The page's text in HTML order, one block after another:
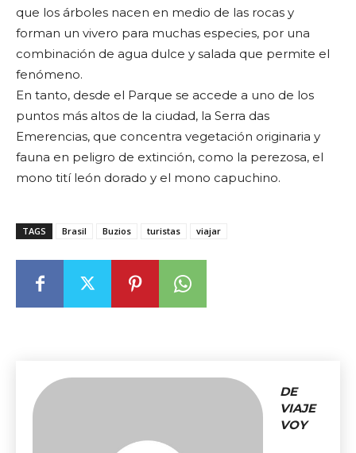
que los árboles nacen en medio de las rocas y
forman un vivero para muchas especies, por una
combinación de agua dulce y salada que permite el
fenómeno.
En tanto, desde el Parque se accede a uno de los
puntos más altos de la ciudad, la Serra das
Emerencias, que concentra vegetación originaria y
fauna en peligro de extinción, como la perezosa, el
mono tití león dorado y el mono capuchino.
TAGS Brasil Buzios turistas viajar
DE
VIAJE
VOY